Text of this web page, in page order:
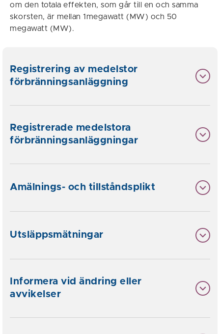
om den totala effekten, som går till en och samma
skorsten, är mellan 1megawatt (MW) och 50
megawatt (MW).
Registrering av medelstor
förbränningsanläggning
Registrerade medelstora
förbränningsanläggningar
Amälnings- och tillståndsplikt
Utsläppsmätningar
Informera vid ändring eller
avvikelser